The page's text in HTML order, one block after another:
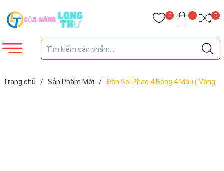
0 0
Trang chủ / Sản Phẩm Mới /
Đèn Soi Phao 4 Bóng 4 Màu ( Vàng